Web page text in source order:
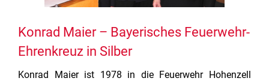
Konrad Maier – Bayerisches Feuerwehr-
Ehrenkreuz in Silber
Konrad Maier ist 1978 in die Feuerwehr Hohenzell